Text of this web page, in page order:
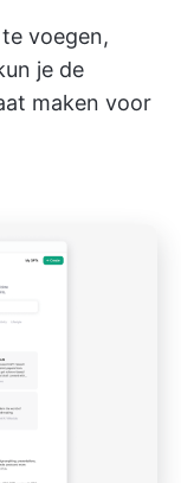
voegen,
je de
maken voor